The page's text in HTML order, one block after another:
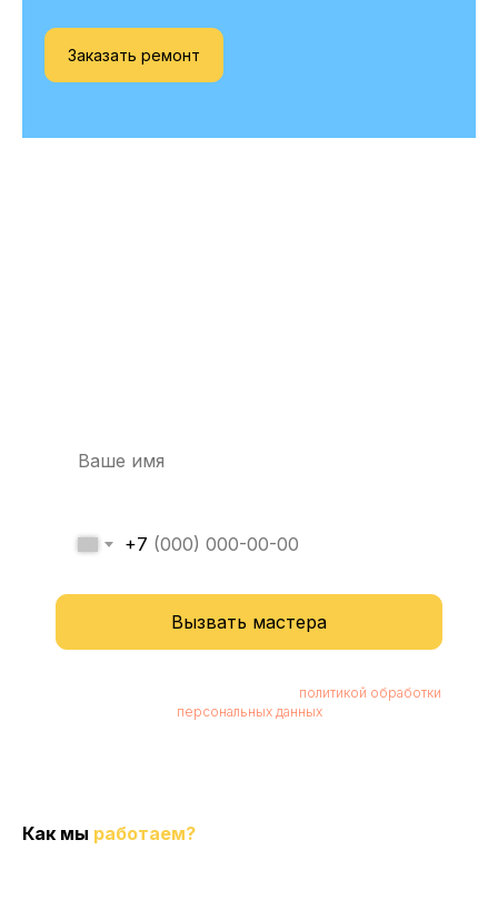
Заказать ремонт
+7
Вызвать мастера
политикой обработки
персональных данных
Как мы работаем?